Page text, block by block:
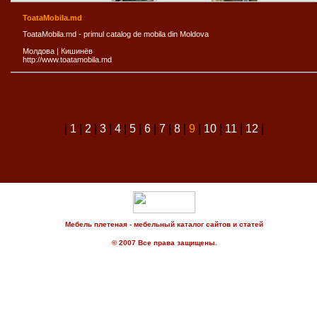
ToataMobila.md
ToataMobila.md - primul catalog de mobila din Moldova
Молдова | Кишинёв
http://www.toatamobila.md
1 2 3| 4| 5| 6| 7| 8| 9 10| 11 12
Мебель плетеная - мебельный каталог сайтов и статей
© 2007 Все права защищены.